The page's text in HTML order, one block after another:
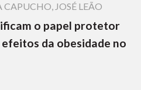
CAPUCHO, JOSÉ LEÃO
o papel protetor
da obesidade no